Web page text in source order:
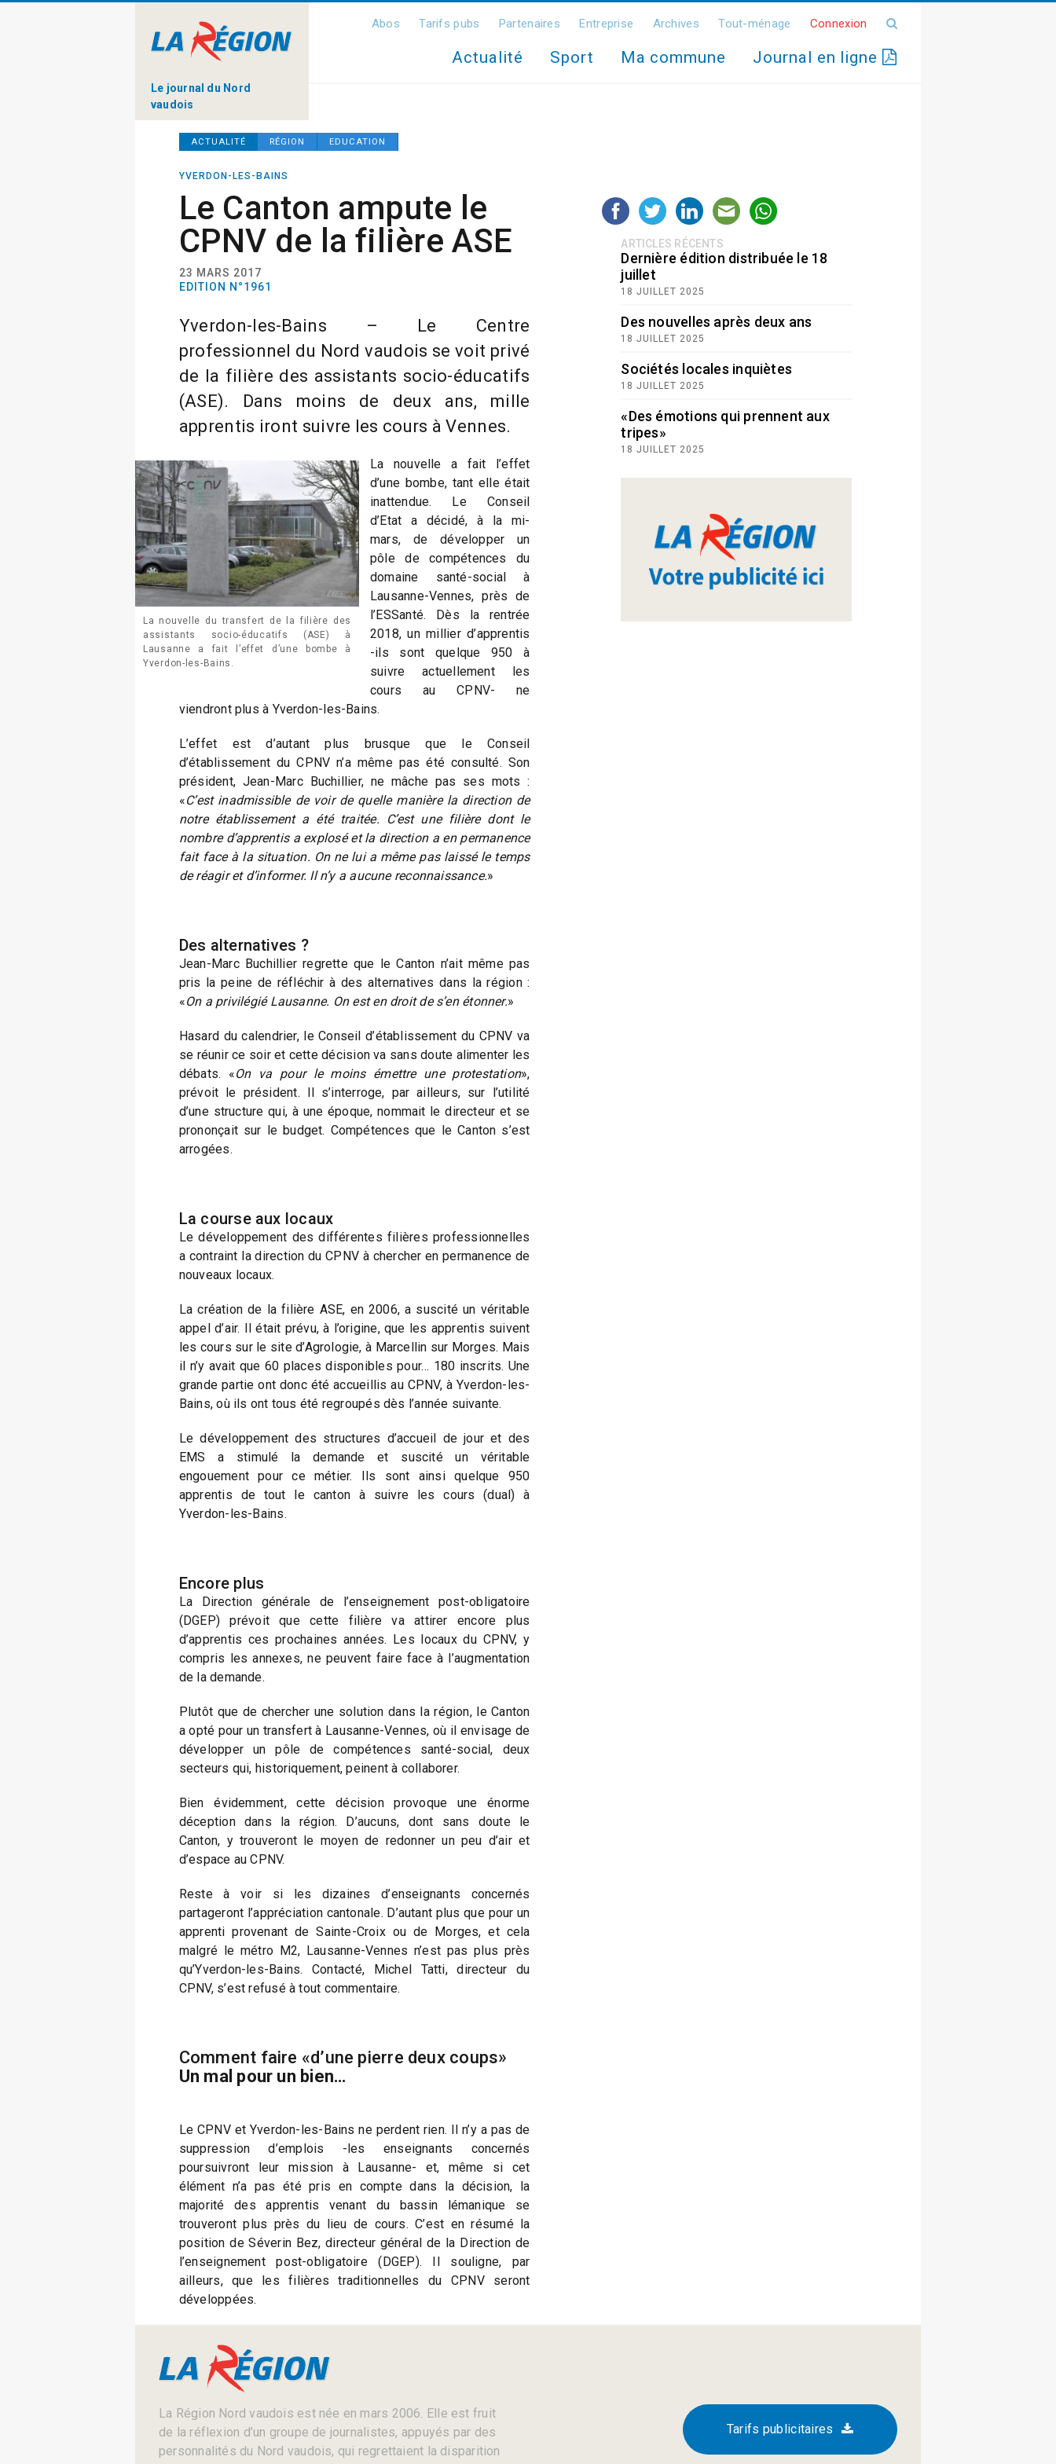
Le journal du Nord
vaudois
Abos Tarifs pubs Partenaires Entreprise Archives Tout-ménage Connexion
Actualité Sport Ma commune Journal en ligne
ACTUALITÉ RÉGION EDUCATION
YVERDON-LES-BAINS
Le Canton ampute le
CPNV de la filière ASE
23 MARS 2017
EDITION N°1961
Yverdon-les-Bains – Le Centre
professionnel du Nord vaudois se voit privé
de la filière des assistants socio-éducatifs
(ASE). Dans moins de deux ans, mille
apprentis iront suivre les cours à Vennes.
La nouvelle du transfert de la filière des
assistants socio-éducatifs (ASE) à
Lausanne a fait l’effet d’une bombe à
Yverdon-les-Bains.
La nouvelle a fait l’effet
d’une bombe, tant elle était
inattendue. Le Conseil
d’Etat a décidé, à la mi-
mars, de développer un
pôle de compétences du
domaine santé-social à
Lausanne-Vennes, près de
l’ESSanté. Dès la rentrée
2018, un millier d’apprentis
-ils sont quelque 950 à
suivre actuellement les
cours au CPNV- ne
viendront plus à Yverdon-les-Bains.
L’effet est d’autant plus brusque que le Conseil
d’établissement du CPNV n’a même pas été consulté. Son
président, Jean-Marc Buchillier, ne mâche pas ses mots :
«C’est inadmissible de voir de quelle manière la direction de
notre établissement a été traitée. C’est une filière dont le
nombre d’apprentis a explosé et la direction a en permanence
fait face à la situation. On ne lui a même pas laissé le temps
de réagir et d’informer. Il n’y a aucune reconnaissance.»
Des alternatives ?
Jean-Marc Buchillier regrette que le Canton n’ait même pas
pris la peine de réfléchir à des alternatives dans la région :
«On a privilégié Lausanne. On est en droit de s’en étonner.»
Hasard du calendrier, le Conseil d’établissement du CPNV va
se réunir ce soir et cette décision va sans doute alimenter les
débats. «On va pour le moins émettre une protestation»,
prévoit le président. Il s’interroge, par ailleurs, sur l’utilité
d’une structure qui, à une époque, nommait le directeur et se
prononçait sur le budget. Compétences que le Canton s’est
arrogées.
La course aux locaux
Le développement des différentes filières professionnelles
a contraint la direction du CPNV à chercher en permanence de
nouveaux locaux.
La création de la filière ASE, en 2006, a suscité un véritable
appel d’air. Il était prévu, à l’origine, que les apprentis suivent
les cours sur le site d’Agrologie, à Marcellin sur Morges. Mais
il n’y avait que 60 places disponibles pour… 180 inscrits. Une
grande partie ont donc été accueillis au CPNV, à Yverdon-les-
Bains, où ils ont tous été regroupés dès l’année suivante.
Le développement des structures d’accueil de jour et des
EMS a stimulé la demande et suscité un véritable
engouement pour ce métier. Ils sont ainsi quelque 950
apprentis de tout le canton à suivre les cours (dual) à
Yverdon-les-Bains.
Encore plus
La Direction générale de l’enseignement post-obligatoire
(DGEP) prévoit que cette filière va attirer encore plus
d’apprentis ces prochaines années. Les locaux du CPNV, y
compris les annexes, ne peuvent faire face à l’augmentation
de la demande.
Plutôt que de chercher une solution dans la région, le Canton
a opté pour un transfert à Lausanne-Vennes, où il envisage de
développer un pôle de compétences santé-social, deux
secteurs qui, historiquement, peinent à collaborer.
Bien évidemment, cette décision provoque une énorme
déception dans la région. D’aucuns, dont sans doute le
Canton, y trouveront le moyen de redonner un peu d’air et
d’espace au CPNV.
Reste à voir si les dizaines d’enseignants concernés
partageront l’appréciation cantonale. D’autant plus que pour un
apprenti provenant de Sainte-Croix ou de Morges, et cela
malgré le métro M2, Lausanne-Vennes n’est pas plus près
qu’Yverdon-les-Bains. Contacté, Michel Tatti, directeur du
CPNV, s’est refusé à tout commentaire.
Comment faire «d’une pierre deux coups»
Un mal pour un bien…
Le CPNV et Yverdon-les-Bains ne perdent rien. Il n’y a pas de
suppression d’emplois -les enseignants concernés
poursuivront leur mission à Lausanne- et, même si cet
élément n’a pas été pris en compte dans la décision, la
majorité des apprentis venant du bassin lémanique se
trouveront plus près du lieu de cours. C’est en résumé la
position de Séverin Bez, directeur général de la Direction de
l’enseignement post-obligatoire (DGEP). Il souligne, par
ailleurs, que les filières traditionnelles du CPNV seront
développées.
ARTICLES RÉCENTS
Dernière édition distribuée le 18
juillet
18 JUILLET 2025
Des nouvelles après deux ans
18 JUILLET 2025
Sociétés locales inquiètes
18 JUILLET 2025
«Des émotions qui prennent aux
tripes»
18 JUILLET 2025
La Région Nord vaudois est née en mars 2006. Elle est fruit
de la réflexion d’un groupe de journalistes, appuyés par des
personnalités du Nord vaudois, qui regrettaient la disparition
Tarifs publicitaires